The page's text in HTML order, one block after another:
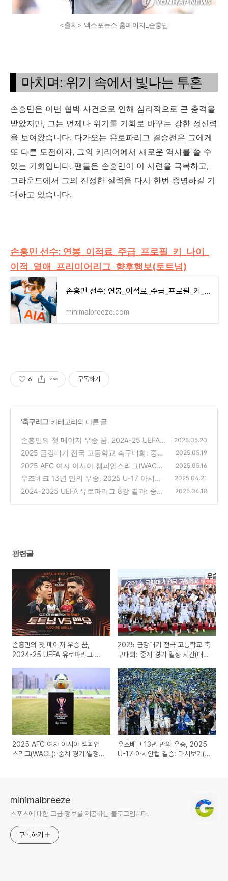
<출처> 엑스포뉴스 홈페이지_손흥민
마치며: 위기 속에서 빛나는 투혼
손흥민은 이번 협박 사건으로 인해 심리적으로 큰 충격을
받았지만, 그는 언제나 위기를 기회로 바꾸는 강한 정신력
을 보여왔습니다. 다가오는 유로파리그 결승전은 그에게
또 다른 도전이자, 그의 커리어에서 새로운 역사를 쓸 수
있는 기회입니다. 팬들은 손흥민이 이 시련을 극복하고,
그라운드에서 그의 진정한 실력을 다시 한번 증명하길 기
대하고 있습니다.
손흥민 선수: 연봉_이적료_주급_프로필_키_나이_
이적_열애_프리미어리그_향후행보(토트넘)
손흥민 선수: 연봉_이적료_주급_프로필_키_나이_이적_열애_프리미어리그_향후행보(토트넘)
minimalbreeze.com
6 구독하기
'축구리그' 카테고리의 다른 글
손흥민의 첫 메이저 우승 꿈, 2024-25 UEFA
유로파리그 결승: 중계 경기 일정 시간(결과 예
측 포함)
(0)
2025.05.20
2025 금강대기 전국 고등학교 축구대회: 중계
경기 일정 시간(대한민국 축구의 미래)
(0)
2025.05.19
2025 AFC 여자 아시아 챔피언스리그(WACL):
중계 경기 일정 시간(한국 여자축구 초대 우승,
14 도전)
(0)
2025.05.16
우즈베크 13년 만의 우승, 2025 U-17 아시안
컵 결승: 다시보기(수적 열세를 극복, 완승)
2025.04.21
2024-2025 UEFA 유로파리그 8강 결과: 중계
2025.04.18
관련글
손흥민의 첫 메이저 우승 꿈,
2024-25 UEFA 유로파리그 결
측 포함)
2025 금강대기 전국 고등학교 축
구대회: 중계 경기 일정 시간(대한
2025 AFC 여자 아시아 챔피언
스리그(WACL): 중계 경기 일정
우즈베크 13년 만의 우승, 2025
U-17 아시안컵 결승: 다시보기(수
minimalbreeze
스포츠에 대한 고급 정보를 제공하는 블로그입니다.
구독하기